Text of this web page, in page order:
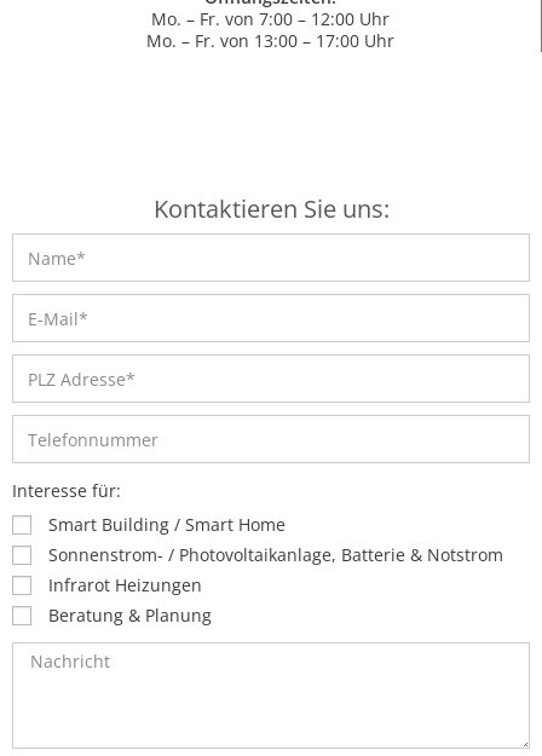
Mo. – Fr. von 7:00 – 12:00 Uhr
Mo. – Fr. von 13:00 – 17:00 Uhr
Kontaktieren Sie uns:
Interesse für:
Smart Building / Smart Home
Sonnenstrom- / Photovoltaikanlage, Batterie & Notstrom
Infrarot Heizungen
Beratung & Planung